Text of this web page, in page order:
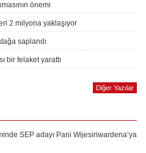
önemi
2 milyona yaklaşıyor
saplandı
bir felaket yarattı
Diğer Yazılar
SEP adayı Pani Wijesiriwardena’ya